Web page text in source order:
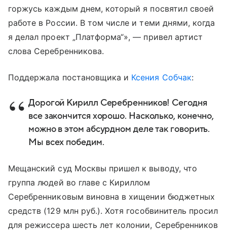
горжусь каждым днем, который я посвятил своей
работе в России. В том числе и теми днями, когда
я делал проект „Платформа“», — привел артист
слова Серебренникова.
Поддержала постановщика и Ксения Собчак:
Дорогой Кирилл Серебренников! Сегодня
все закончится хорошо. Насколько, конечно,
можно в этом абсурдном деле так говорить.
Мы всех победим.
Мещанский суд Москвы пришел к выводу, что
группа людей во главе с Кириллом
Серебренниковым виновна в хищении бюджетных
средств (129 млн руб.). Хотя гособвинитель просил
для режиссера шесть лет колонии, Серебренников